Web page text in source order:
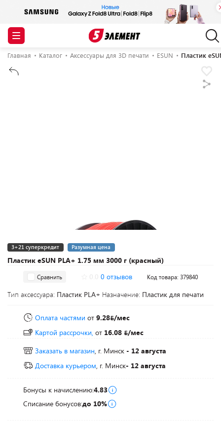
Главная Каталог Аксессуары для 3D печати ESUN Пластик
Пластик eSUN PLA+ 1.75 мм 3000 г (красный)
3+21 суперкредит Разумная цена
Сравнить 0 отзывов Код товара: 379840
Тип аксессуара: Пластик PLA+ Назначение: Пластик для печати
Оплата частями от 9.28 /мес
Картой рассрочки, от 16.08
/мес
Заказать в магазин, г. Минск - 12 августа
Доставка курьером, г. Минск- 12 августа
Бонусы к начислению:4.83
Списание бонусов:до 10%